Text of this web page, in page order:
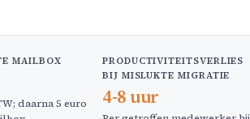
MAILBOX
daarna 5 euro
PRODUCTIVITEITSVERLIES
BIJ MISLUKTE MIGRATIE
4-8 uur